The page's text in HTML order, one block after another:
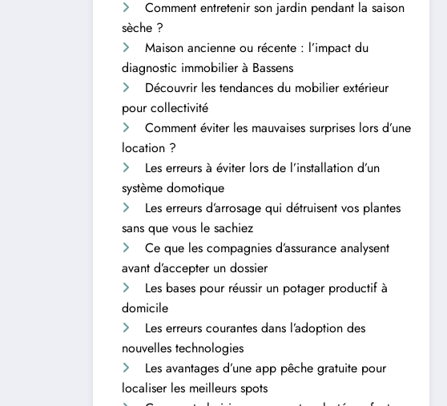
Comment entretenir son jardin pendant la saison
sèche ?
Maison ancienne ou récente : l’impact du
diagnostic immobilier à Bassens
Découvrir les tendances du mobilier extérieur
pour collectivité
Comment éviter les mauvaises surprises lors d’une
location ?
Les erreurs à éviter lors de l’installation d’un
système domotique
Les erreurs d’arrosage qui détruisent vos plantes
sans que vous le sachiez
Ce que les compagnies d’assurance analysent
avant d’accepter un dossier
Les bases pour réussir un potager productif à
domicile
Les erreurs courantes dans l’adoption des
nouvelles technologies
Les avantages d’une app pêche gratuite pour
localiser les meilleurs spots